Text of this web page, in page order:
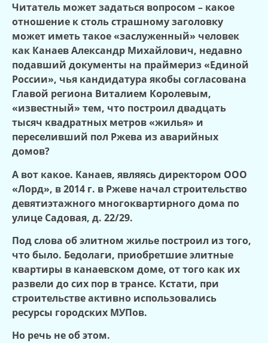
Читатель может задаться вопросом – какое
отношение к столь страшному заголовку
может иметь такое «заслуженный» человек
как Канаев Александр Михайлович, недавно
подавший документы на праймериз «Единой
России», чья кандидатура якобы согласована
Главой региона Виталием Королевым,
«известный» тем, что построил двадцать
тысяч квадратных метров «жилья» и
переселивший пол Ржева из аварийных
домов?
А вот какое. Канаев, являясь директором ООО
«Лорд», в 2014 г. в Ржеве начал строительство
девятиэтажного многоквартирного дома по
улице Садовая, д. 22/29.
Под слова об элитном жилье построил из того,
что было. Бедолаги, приобретшие элитные
квартиры в канаевском доме, от того как их
развели до сих пор в трансе. Кстати, при
строительстве активно использовались
ресурсы городских МУПов.
Но речь не об этом.